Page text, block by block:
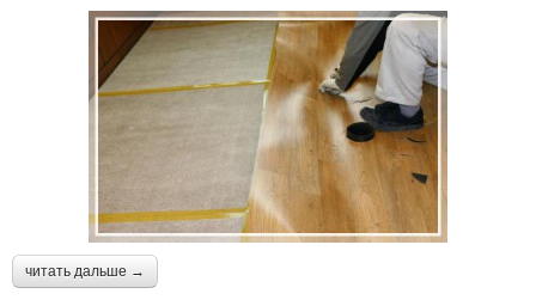
читать дальше →